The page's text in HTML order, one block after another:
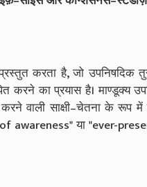
करता है, जो उपनिषदिक
करने का प्रयास है। माण्डूक्य
वाली साक्षी–चेतना के रूप
awareness" या "ever-